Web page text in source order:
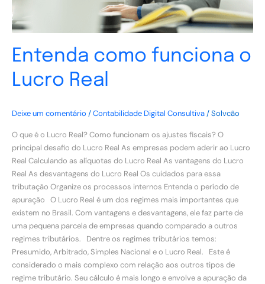
Entenda como funciona o
Lucro Real
Deixe um comentário /Contabilidade Digital Consultiva/Solvcão
O que é o Lucro Real? Como funcionam os ajustes fiscais? O
principal desafio do Lucro Real As empresas podem aderir ao Lucro
Real Calculando as alíquotas do Lucro Real As vantagens do Lucro
Real As desvantagens do Lucro Real Os cuidados para essa
tributação Organize os processos internos Entenda o período de
apuração O Lucro Real é um dos regimes mais importantes que
existem no Brasil. Com vantagens e desvantagens, ele faz parte de
uma pequena parcela de empresas quando comparado a outros
regimes tributários. Dentre os regimes tributários temos:
Presumido, Arbitrado, Simples Nacional e o Lucro Real. Este é
considerado o mais complexo com relação aos outros tipos de
regime tributário. Seu cálculo é mais longo e envolve a apuração da